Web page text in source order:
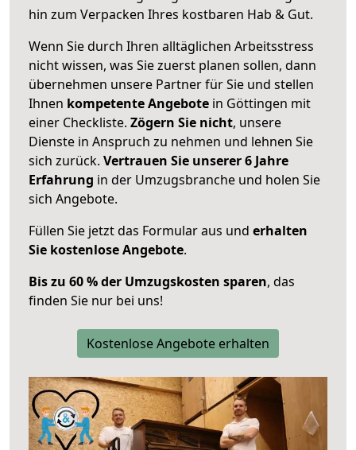
hin zum Verpacken Ihres kostbaren Hab & Gut.
Wenn Sie durch Ihren alltäglichen Arbeitsstress
nicht wissen, was Sie zuerst planen sollen, dann
übernehmen unsere Partner für Sie und stellen
Ihnen kompetente Angebote in Göttingen mit
einer Checkliste. Zögern Sie nicht, unsere
Dienste in Anspruch zu nehmen und lehnen Sie
sich zurück. Vertrauen Sie unserer 6 Jahre
Erfahrung in der Umzugsbranche und holen Sie
sich Angebote.
Füllen Sie jetzt das Formular aus und erhalten
Sie kostenlose Angebote.
Bis zu 60 % der Umzugskosten sparen, das
finden Sie nur bei uns!
Kostenlose Angebote erhalten